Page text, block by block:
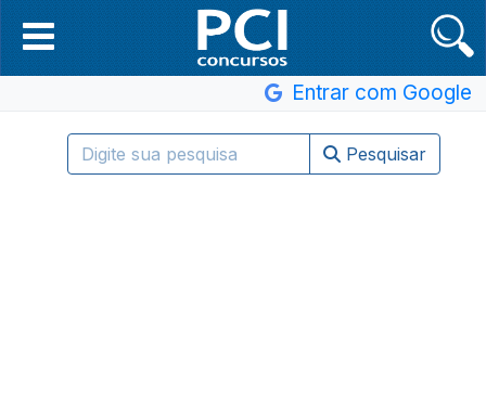
Entrar com Google
Pesquisar